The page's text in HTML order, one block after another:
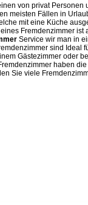
von privat
meisten Fällen in
mit eine Küche
Fremdenzimmer
Service wir man in
sind Ideal
Gästezimmer oder
haben
Sie viele